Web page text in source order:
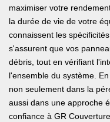
maximiser votre
la durée de vie de votre
connaissent les
s'assurent que vos
débris, tout en vérifiant
l'ensemble du système.
non seulement dans la
aussi dans une approche
confiance à GR